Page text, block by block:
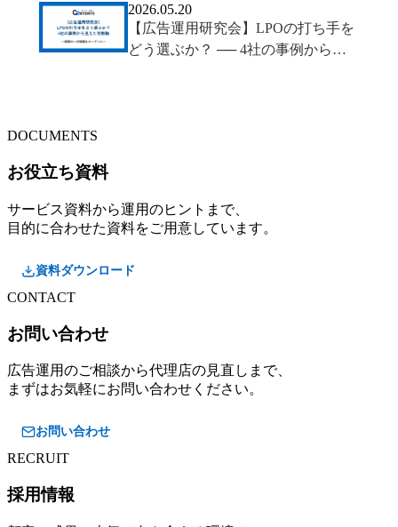
2026.05.20
【広告運用研究会】LPOの打ち手を
どう選ぶか？ ── 4社の事例から見
DOCUMENTS
お役立ち資料
サービス資料から運用のヒントまで、
目的に合わせた資料をご用意しています。
資料ダウンロード
CONTACT
お問い合わせ
広告運用のご相談から代理店の見直しまで、
まずはお気軽にお問い合わせください。
お問い合わせ
RECRUIT
採用情報